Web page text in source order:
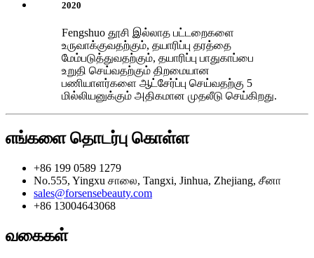
2020
Fengshuo தூசி இல்லாத பட்டறைகளை
உருவாக்குவதற்கும், தயாரிப்பு தரத்தை
மேம்படுத்துவதற்கும், தயாரிப்பு பாதுகாப்பை
உறுதி செய்வதற்கும் திறமையான
பணியாளர்களை ஆட்சேர்ப்பு செய்வதற்கு 5
மில்லியனுக்கும் அதிகமான முதலீடு செய்கிறது.
எங்களை தொடர்பு கொள்ள
+86 199 0589 1279
No.555, Yingxu சாலை, Tangxi, Jinhua, Zhejiang, சீனா
sales@forsensebeauty.com
+86 13004643068
வகைகள்